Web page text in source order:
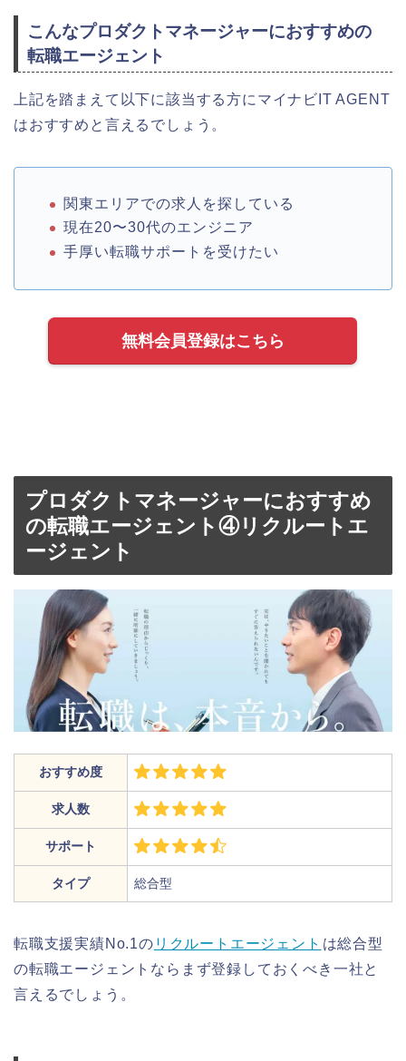
こんなプロダクトマネージャーにおすすめの
転職エージェント
上記を踏まえて以下に該当する方にマイナビIT AGENT
はおすすめと言えるでしょう。
関東エリアでの求人を探している
現在20〜30代のエンジニア
手厚い転職サポートを受けたい
無料会員登録はこちら
プロダクトマネージャーにおすすめ
の転職エージェント④リクルートエ
ージェント
おすすめ度
求人数
サポート
タイプ 総合型
転職支援実績No.1の リクルートエージェント は総合型
の転職エージェントならまず登録しておくべき一社と
言えるでしょう。